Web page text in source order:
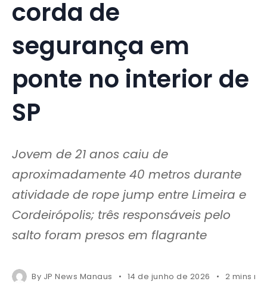
corda de
segurança em
ponte no interior de
SP
Jovem de 21 anos caiu de
aproximadamente 40 metros durante
atividade de rope jump entre Limeira e
Cordeirópolis; três responsáveis pelo
salto foram presos em flagrante
By JP News Manaus 14 de junho de 2026 2 mins